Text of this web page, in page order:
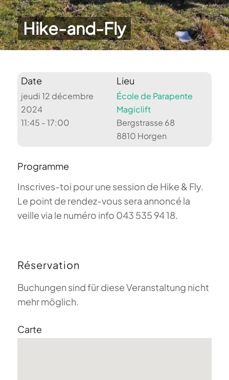
Hike-and-Fly
Date
jeudi 12 décembre
2024
11:45 - 17:00
Lieu
École de Parapente
Magiclift
Bergstrasse 68
8810 Horgen
Programme
Inscrives-toi pour une session de Hike & Fly.
Le point de rendez-vous sera annoncé la
veille via le numéro info 043 535 94 18.
Réservation
Buchungen sind für diese Veranstaltung nicht
mehr möglich.
Carte